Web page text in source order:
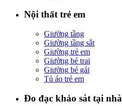
Nội thất trẻ em
Giường tầng
Giường tầng sắt
Giường trẻ em
Giường bé trai
Giường bé gái
Tủ áo trẻ em
Đo đạc khảo sát tại nhà